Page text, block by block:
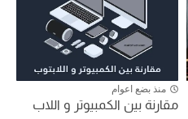
منذ بضع اعوام
مقارنة بين الكمبيوتر و اللاب